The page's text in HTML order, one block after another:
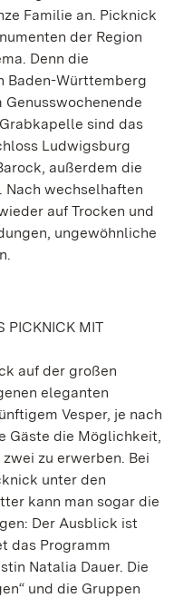
Familie an. Picknick
der Region
Denn die
Baden-Württemberg
sind das
Ludwigsburg
außerdem die
Nach wechselhaften
auf Trocken und
ungewöhnliche
PICKNICK MIT
auf der großen
eleganten
Vesper, je nach
Gäste die Möglichkeit,
zu erwerben. Bei
unter den
kann man sogar die
Der Ausblick ist
das Programm
Natalia Dauer. Die
und die Gruppen